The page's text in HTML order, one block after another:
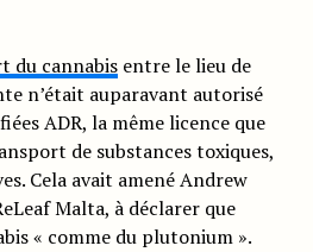
du cannabisentre le lieu de
n’était auparavant autorisé
ADR, la même licence que
de substances toxiques,
Cela avait amené Andrew
Malta, à déclarer que
« comme du plutonium ».